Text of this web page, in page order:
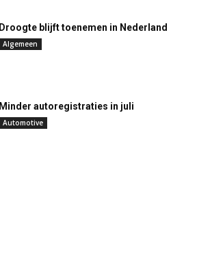
Droogte blijft toenemen in Nederland
Algemeen
Minder autoregistraties in juli
Automotive